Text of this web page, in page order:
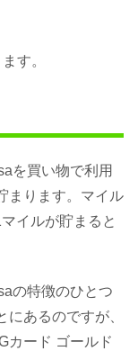
す。
を買い物で利用
まります。マイル
イルが貯まると
の特徴のひとつ
あるのですが、
カード ゴールド